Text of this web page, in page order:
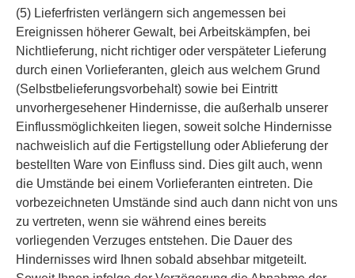
(5) Lieferfristen verlängern sich angemessen bei
Ereignissen höherer Gewalt, bei Arbeitskämpfen, bei
Nichtlieferung, nicht richtiger oder verspäteter Lieferung
durch einen Vorlieferanten, gleich aus welchem Grund
(Selbstbelieferungsvorbehalt) sowie bei Eintritt
unvorhergesehener Hindernisse, die außerhalb unserer
Einflussmöglichkeiten liegen, soweit solche Hindernisse
nachweislich auf die Fertigstellung oder Ablieferung der
bestellten Ware von Einfluss sind. Dies gilt auch, wenn
die Umstände bei einem Vorlieferanten eintreten. Die
vorbezeichneten Umstände sind auch dann nicht von uns
zu vertreten, wenn sie während eines bereits
vorliegenden Verzuges entstehen. Die Dauer des
Hindernisses wird Ihnen sobald absehbar mitgeteilt.